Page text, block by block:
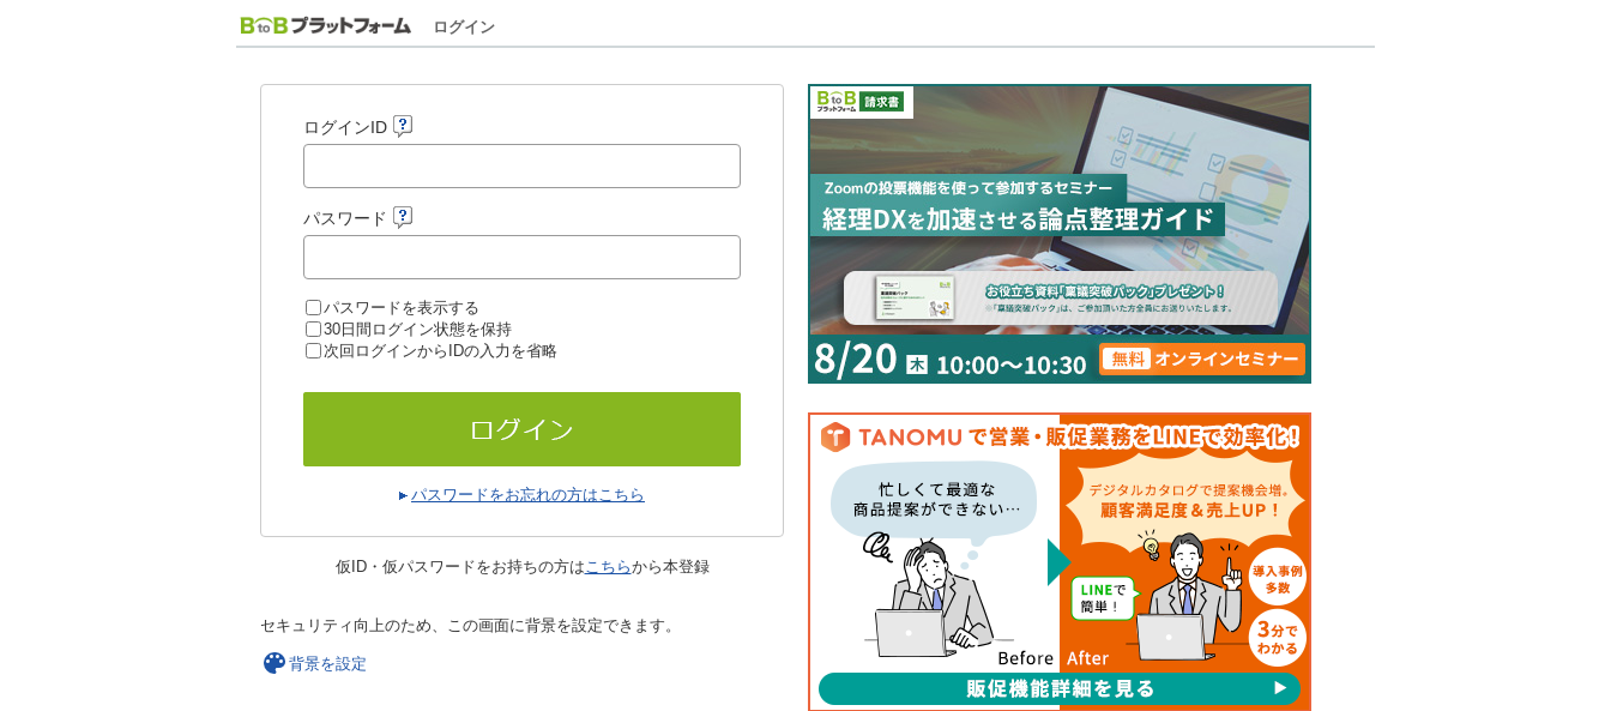
ログイン
ログインID
パスワード
パスワードを表示する
30日間ログイン状態を保持
次回ログインからIDの入力を省略
パスワードをお忘れの方はこちら
仮ID・仮パスワードをお持ちの方はこちらから本登録
セキュリティ向上のため、この画面に背景を設定できます。
背景を設定